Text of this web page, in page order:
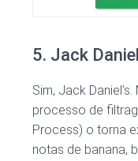
5. Jack
Sim, Jack
processo de
Process) o torna
notas de banana,